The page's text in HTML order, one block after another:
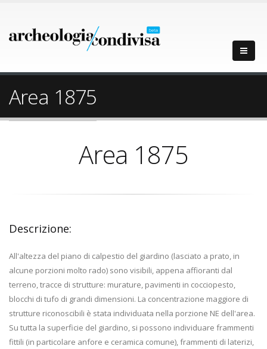
Area 1875
Area 1875
Descrizione:
All'altezza del piano di calpestio del giardino (lasciato a prato, in
alcune porzioni molto rado) sono visibili, appena affioranti dal
terreno, tracce di strutture: murature, pavimenti in cocciopesto,
blocchi di tufo di grandi dimensioni. La concentrazione maggiore di
strutture riconoscibili è stata individuata nella porzione NE dell'area.
Su tutta la superficie del giardino, si possono individuare frammenti
fittili (in particolare anfore e ceramica comune), frammenti di laterizi,